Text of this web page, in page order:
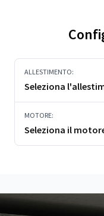
ALLESTIMENTO:
Seleziona
MOTORE:
Seleziona il